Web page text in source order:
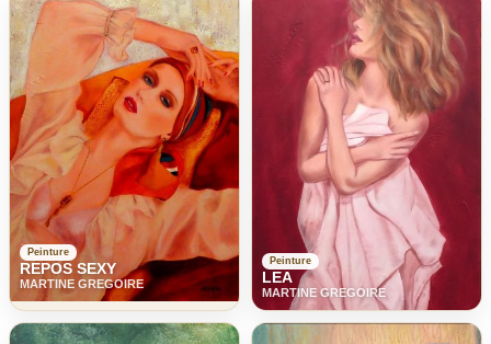
Peinture
REPOS SEXY
MARTINE GREGOIRE
Peinture
LEA
MARTINE GREGOIRE